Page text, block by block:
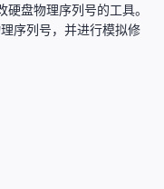
盘物理序列号的工具。
序列号，并进行模拟修